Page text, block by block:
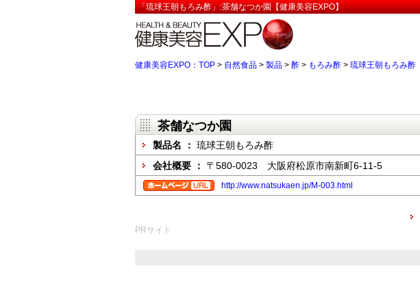
「琉球王朝もろみ酢」:茶舗なつか園【健康美容EXPO】
健康美容EXPO：TOP > 自然食品 > 製品 > 酢 > もろみ酢 > 琉球王朝もろみ酢
茶舗なつか園
製品名 ： 琉球王朝もろみ酢
会社概要 ： 〒580-0023 大阪府松原市南新町6-11-5
http://www.natsukaen.jp/M-003.html
PRサイト